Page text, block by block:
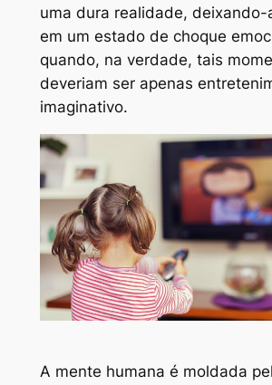
uma dura realidade, deixando-
em um estado de choque
quando, na verdade, tais
deveriam ser apenas
imaginativo.
A mente humana é moldada